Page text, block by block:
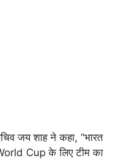
जय शाह ने कहा, “भारत
Cup के लिए टीम का